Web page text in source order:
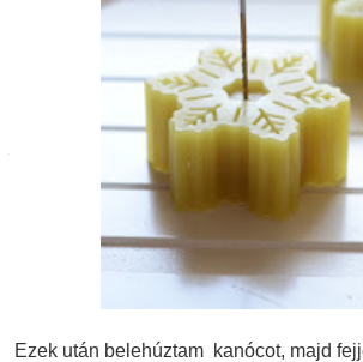
Ezek után belehúztam kanócot, majd